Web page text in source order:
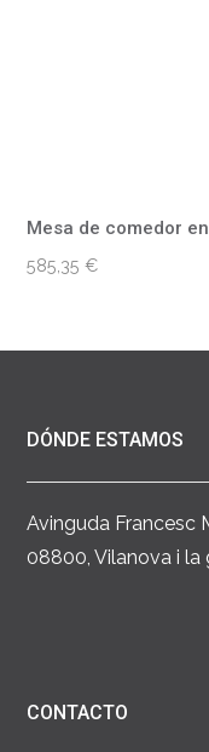
Mesa de comedor
585,35€
DÓNDE ESTAMOS
Avinguda Francesc
08800, Vilanova i la
CONTACTO